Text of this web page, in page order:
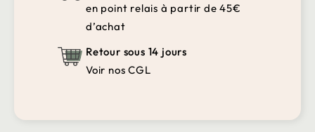
en point relais à partir de 45€
d’achat
Retour sous 14 jours
Voir nos CGL